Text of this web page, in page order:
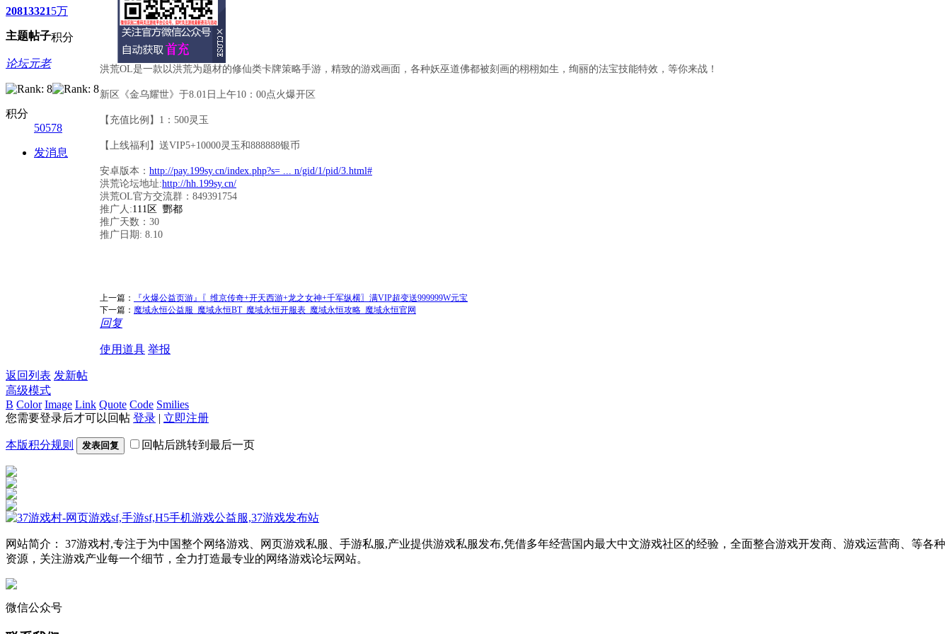
2081
主题
3321
帖子
5万
积分
论坛元老
积分
50578
发消息
洪荒OL是一款以洪荒为题材的修仙类卡牌策略手游，精致的游戏画面，各种妖巫道佛都被刻画的栩栩如生，绚丽的法宝技能特效，等你来战！
新区《金乌耀世》于8.01日上午10：00点火爆开区
【充值比例】1：500灵玉
【上线福利】送VIP5+10000灵玉和888888银币
安卓版本： http://pay.199sy.cn/index.php?s= ... n/gid/1/pid/3.html#
洪荒论坛地址:http://hh.199sy.cn/
洪荒OL官方交流群：849391754
推广人:111区 酆都
推广天数：30
推广日期: 8.10
上一篇：
『火爆公益页游』〖维京传奇+开天西游+龙之女神+千军纵横〗满VIP超变送999999W元宝
下一篇： 魔域永恒公益服_魔域永恒BT_魔域永恒开服表_魔域永恒攻略_魔域永恒官网
回复
使用道具 举报
返回列表 发新帖
高级模式
B Color Image Link Quote Code Smilies
您需要登录后才可以回帖 登录 | 立即注册
本版积分规则 发表回复 回帖后跳转到最后一页
网站简介： 37游戏村,专注于为中国整个网络游戏、网页游戏私服、手游私服,产业提供游戏私服发布,凭借多年经营国内最大中文游戏社区的经验，全面整合游戏开发商、游戏运营商、等各种
资源，关注游戏产业每一个细节，全力打造最专业的网络游戏论坛网站。
微信公众号